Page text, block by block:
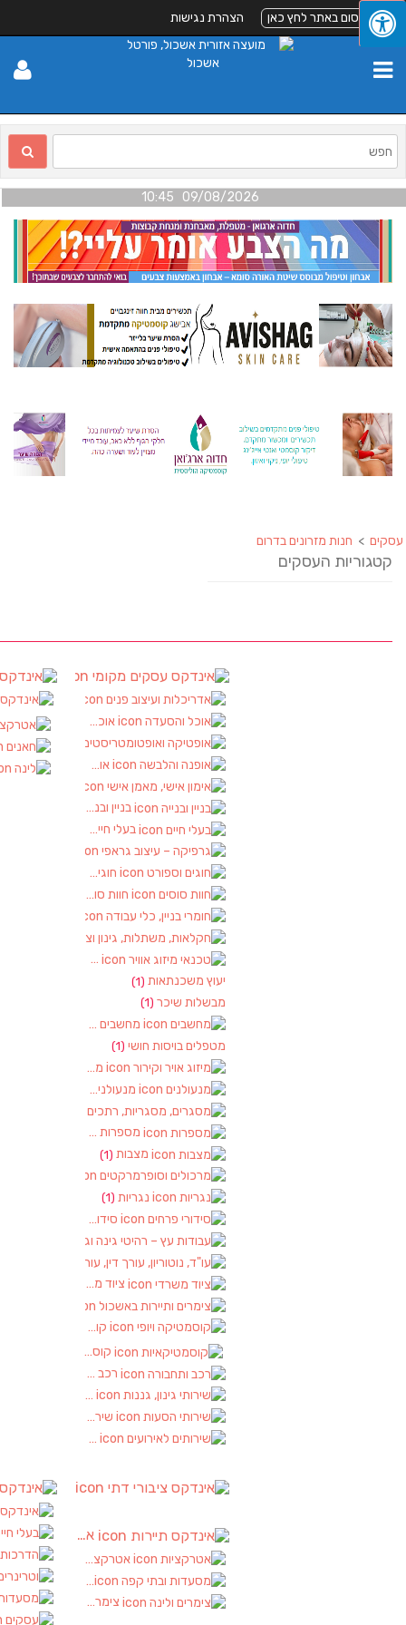
כאן הצהרת נגישות
בדרום
אטרקציות
(2)
חאנים
לינה
אינדקס עסקים מקומי (90)
אדריכלות ועיצוב פנים(2)
אוכל והסעדה (17)
אופטיקה ואופטומטריסטים
אופנה והלבשה (1)
אימון אישי, מאמן אישי(1)
בניין ובנייה (2)
בעלי חיים (2)
גרפיקה – עיצוב גראפי
חוגים וספורט (2)
חוות סוסים (1)
חומרי בניין, כלי עבודה(1)
חקלאות, משתלות, גינון וציוד
טכנאי מיזוג אוויר (1)
מחשבים(2)
מיזוג אויר וקירור (1)
מנעולנים (2)
מסגרים, מסגריות, רתכים ועבודות
מספרות(2)
(1)
מרכולים וסופרמרקטים
(1)
סידורי פרחים (2)
עבודות עץ – רהיטי גינה וגן
עו"ד, נוטוריון, עורך דין, עורכי דין
ציוד משרדי (1)
צימרים ותיירות באשכול
קוסמטיקה ויופי (4)
קוסמטיקאיות (1)
רכב ותחבורה (4)
שירותי גינון, גננות (1)
שירותי הסעות (1)
שירותים לאירועים (1)
בעלי חיים
(1)
הדרכות בטיחות
וטרינרים(1)
מסעדות ואוכל
עסקים(62)
אינדקס ציבורי דתי
אינדקס תיירות (6)
אטרקציות (3)
מסעדות ובתי קפה(1)
צימרים ולינה (2)